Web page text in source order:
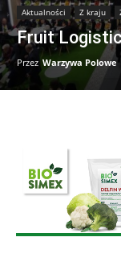
Aktualności Z kraju
Fruit
Przez Warzywa Polowe